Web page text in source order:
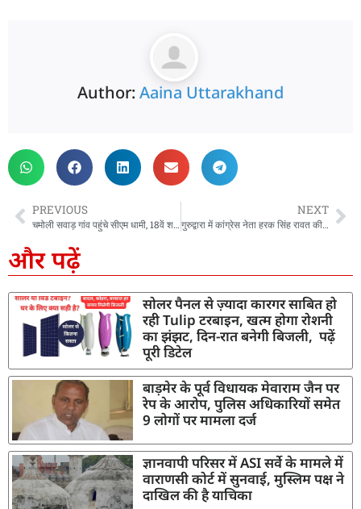
Author: Aaina Uttarakhand
PREVIOUS
चमोली सवाड़ गांव पहुंचे सीएम धामी, 18वें शहीद मेले का किया शुभारंभ, अमर शहीद मेले को किया राजकीय मेला घोषित
NEXT
गुरुद्वारा में कांग्रेस नेता हरक सिंह रावत की हाजिरी…बिगड़े बोल पर मांगी माफी, सेवा कर किया प्रायश्चित
और पढ़ें
सोलर पैनल से ज़्यादा कारगर साबित हो
रही Tulip टरबाइन, खत्म होगा रोशनी
का झंझट, दिन-रात बनेगी बिजली, पढ़ें
पूरी डिटेल
बाड़मेर के पूर्व विधायक मेवाराम जैन पर
रेप के आरोप, पुलिस अधिकारियों समेत
9 लोगों पर मामला दर्ज
ज्ञानवापी परिसर में ASI सर्वे के मामले में
वाराणसी कोर्ट में सुनवाई, मुस्लिम पक्ष ने
दाखिल की है याचिका